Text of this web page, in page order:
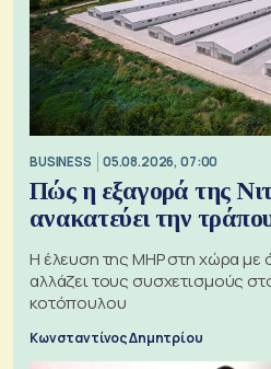
BUSINESS 05.08.2026, 07:00
Πώς η εξαγορά της
ανακατεύει την
H έλευση της MHP στη χώρα με
αλλάζει τους συσχετισμούς
κοτόπουλου
Κωνσταντίνος Δημητρίου